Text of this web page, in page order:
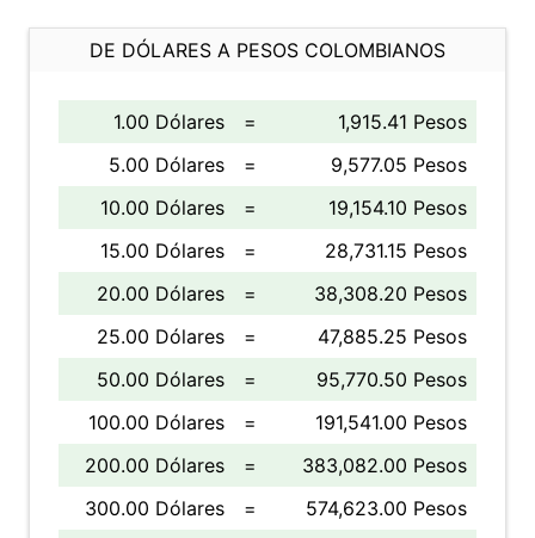
DE DÓLARES A PESOS COLOMBIANOS
1.00 Dólares =
1,915.41 Pesos
5.00 Dólares
=
9,577.05 Pesos
10.00 Dólares
=
19,154.10 Pesos
15.00 Dólares
=
28,731.15 Pesos
20.00 Dólares
=
38,308.20 Pesos
25.00 Dólares
=
47,885.25 Pesos
50.00 Dólares
=
95,770.50 Pesos
100.00 Dólares
=
191,541.00 Pesos
200.00 Dólares
=
383,082.00 Pesos
300.00 Dólares
=
574,623.00 Pesos